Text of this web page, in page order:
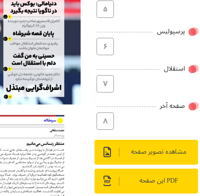
۵
پرسپولیس
۶
استقلال
۷
صفحه آخر
۸
مشاهده تصویر صفحه
PDF این صفحه